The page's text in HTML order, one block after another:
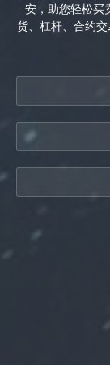
安，助您轻松买
货、杠杆、合约